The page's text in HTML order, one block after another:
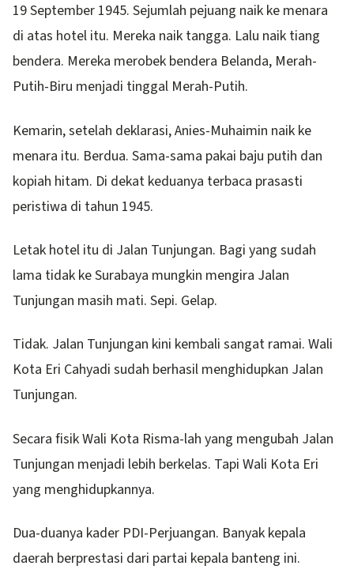
19 September 1945. Sejumlah pejuang naik ke menara
di atas hotel itu. Mereka naik tangga. Lalu naik tiang
bendera. Mereka merobek bendera Belanda, Merah-
Putih-Biru menjadi tinggal Merah-Putih.
Kemarin, setelah deklarasi, Anies-Muhaimin naik ke
menara itu. Berdua. Sama-sama pakai baju putih dan
kopiah hitam. Di dekat keduanya terbaca prasasti
peristiwa di tahun 1945.
Letak hotel itu di Jalan Tunjungan. Bagi yang sudah
lama tidak ke Surabaya mungkin mengira Jalan
Tunjungan masih mati. Sepi. Gelap.
Tidak. Jalan Tunjungan kini kembali sangat ramai. Wali
Kota Eri Cahyadi sudah berhasil menghidupkan Jalan
Tunjungan.
Secara fisik Wali Kota Risma-lah yang mengubah Jalan
Tunjungan menjadi lebih berkelas. Tapi Wali Kota Eri
yang menghidupkannya.
Dua-duanya kader PDI-Perjuangan. Banyak kepala
daerah berprestasi dari partai kepala banteng ini.